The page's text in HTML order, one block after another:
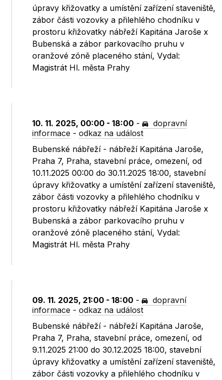
úpravy křižovatky a umístění zařízení staveniště,
zábor části vozovky a přilehlého chodníku v
prostoru křižovatky nábřeží Kapitána Jaroše x
Bubenská a zábor parkovacího pruhu v
oranžové zóně placeného stání, Vydal:
Magistrát Hl. města Prahy
10. 11. 2025, 00:00 - 18:00 -
dopravní
informace -odkaz na událost
Bubenské nábřeží - nábřeží Kapitána Jaroše,
Praha 7, Praha, stavební práce, omezení, od
10.11.2025 00:00 do 30.11.2025 18:00, stavební
úpravy křižovatky a umístění zařízení staveniště,
zábor části vozovky a přilehlého chodníku v
prostoru křižovatky nábřeží Kapitána Jaroše x
Bubenská a zábor parkovacího pruhu v
oranžové zóně placeného stání, Vydal:
Magistrát Hl. města Prahy
09. 11. 2025, 21:00 - 18:00 -
dopravní
informace -odkaz na událost
Bubenské nábřeží - nábřeží Kapitána Jaroše,
Praha 7, Praha, stavební práce, omezení, od
9.11.2025 21:00 do 30.12.2025 18:00, stavební
úpravy křižovatky a umístění zařízení staveniště,
zábor části vozovky a přilehlého chodníku v